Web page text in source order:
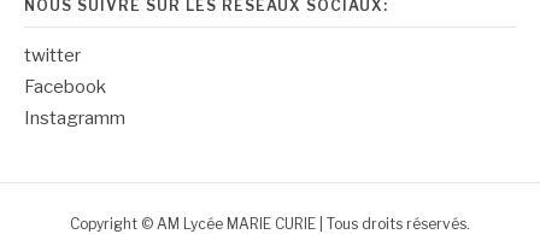
NOUS SUIVRE SUR LES RÉSEAUX SOCIAUX:
twitter
Facebook
Instagramm
Copyright © AM Lycée MARIE CURIE | Tous droits réservés.